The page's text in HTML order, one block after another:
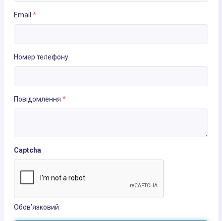
Email *
Номер телефону
Повідомлення *
Captcha
Обов’язковий